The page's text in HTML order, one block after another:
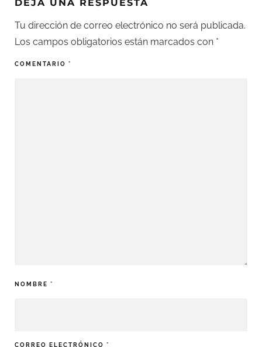
DEJA UNA RESPUESTA
Tu dirección de correo electrónico no será publicada.
Los campos obligatorios están marcados con *
COMENTARIO *
NOMBRE *
CORREO ELECTRÓNICO *